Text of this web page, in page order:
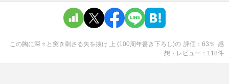
この胸に深々と突き刺さる矢を抜け 上 (100周年書き下ろし)の 評価 63 ％ 感
想・レビュー
118件